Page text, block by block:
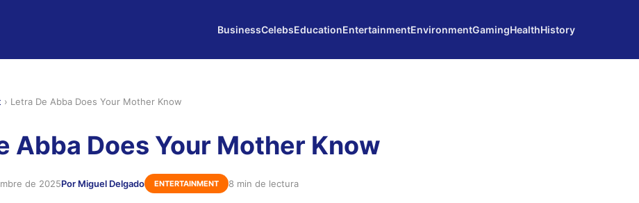
BusinessCelebsEducationEntertainmentEnvironmentGamingHealthHistory
› Letra De Abba Does Your Mother Know
Abba Does Your Mother Know
de 2025Por Miguel Delgado ENTERTAINMENT 8 min de lectura